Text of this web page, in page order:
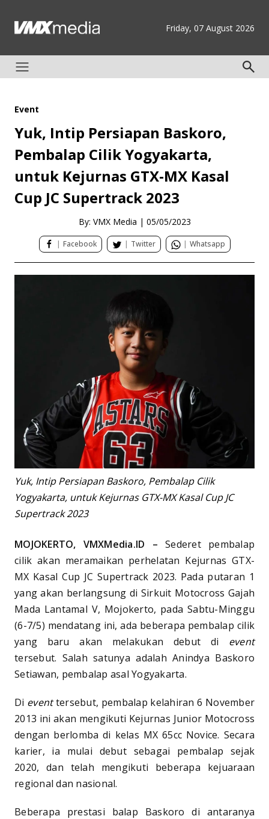
Friday, 07 August 2026
Event
Yuk, Intip Persiapan Baskoro,
Pembalap Cilik Yogyakarta,
untuk Kejurnas GTX-MX Kasal
Cup JC Supertrack 2023
By: VMX Media | 05/05/2023
| Facebook | Twitter | Whatsapp
Yuk, Intip Persiapan Baskoro, Pembalap Cilik
Yogyakarta, untuk Kejurnas GTX-MX Kasal Cup JC
Supertrack 2023
MOJOKERTO, VMXMedia.ID –Sederet pembalap
cilik akan meramaikan perhelatan Kejurnas GTX-
MX Kasal Cup JC Supertrack 2023. Pada putaran 1
yang akan berlangsung di Sirkuit Motocross Gajah
Mada Lantamal V, Mojokerto, pada Sabtu-Minggu
(6-7/5) mendatang ini, ada beberapa pembalap cilik
yang baru akan melakukan debut di event
tersebut. Salah satunya adalah Anindya Baskoro
Setiawan, pembalap asal Yogyakarta.
Di eventtersebut, pembalap kelahiran 6 November
2013 ini akan mengikuti Kejurnas Junior Motocross
dengan berlomba di kelas MX 65cc Novice. Secara
karier, ia mulai debut sebagai pembalap sejak
2020, dan telah mengikuti beberapa kejuaraan
regional dan nasional.
Beberapa prestasi balap Baskoro di antaranya